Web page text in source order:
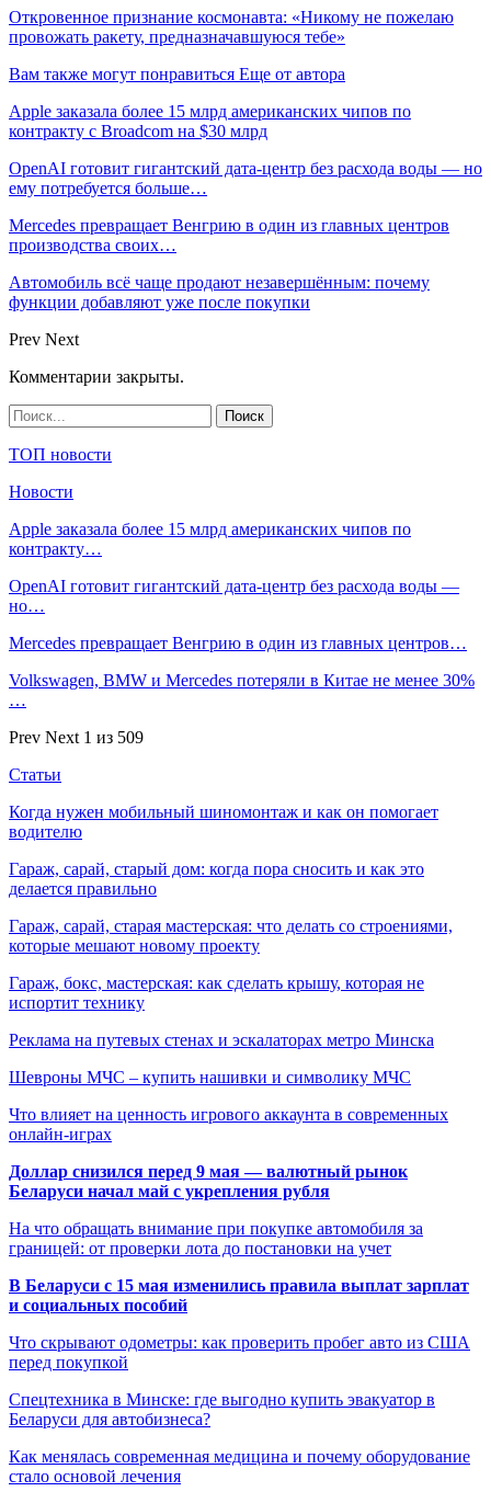
Откровенное признание космонавта: «Никому не пожелаю
провожать ракету, предназначавшуюся тебе»
Вам также могут понравиться Еще от автора
Apple заказала более 15 млрд американских чипов по
контракту с Broadcom на $30 млрд
OpenAI готовит гигантский дата-центр без расхода воды — но
ему потребуется больше…
Mercedes превращает Венгрию в один из главных центров
производства своих…
Автомобиль всё чаще продают незавершённым: почему
функции добавляют уже после покупки
Prev Next
Комментарии закрыты.
ТОП новости
Новости
Apple заказала более 15 млрд американских чипов по
контракту…
OpenAI готовит гигантский дата-центр без расхода воды —
но…
Mercedes превращает Венгрию в один из главных центров…
Volkswagen, BMW и Mercedes потеряли в Китае не менее 30%
…
Prev Next 1 из 509
Статьи
Когда нужен мобильный шиномонтаж и как он помогает
водителю
Гараж, сарай, старый дом: когда пора сносить и как это
делается правильно
Гараж, сарай, старая мастерская: что делать со строениями,
которые мешают новому проекту
Гараж, бокс, мастерская: как сделать крышу, которая не
испортит технику
Реклама на путевых стенах и эскалаторах метро Минска
Шевроны МЧС – купить нашивки и символику МЧС
Что влияет на ценность игрового аккаунта в современных
онлайн-играх
Доллар снизился перед 9 мая — валютный рынок
Беларуси начал май с укрепления рубля
На что обращать внимание при покупке автомобиля за
границей: от проверки лота до постановки на учет
В Беларуси с 15 мая изменились правила выплат зарплат
и социальных пособий
Что скрывают одометры: как проверить пробег авто из США
перед покупкой
Спецтехника в Минске: где выгодно купить эвакуатор в
Беларуси для автобизнеса?
Как менялась современная медицина и почему оборудование
стало основой лечения